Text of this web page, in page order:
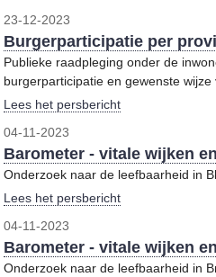
23-12-2023
Burgerparticipatie per
Publieke raadpleging onder de
burgerparticipatie en gewenste wijze
Lees het persbericht
04-11-2023
Barometer - vitale wijken
Onderzoek naar de leefbaarheid in
Lees het persbericht
04-11-2023
Barometer - vitale wijken
Onderzoek naar de leefbaarheid in